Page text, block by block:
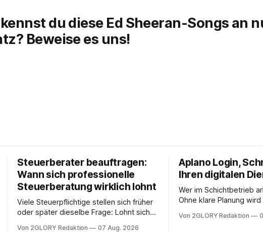
du diese Ed Sheeran-Songs an
Beweise es uns!
Steuerberater beauftragen:
Wann sich professionelle
Steuerberatung wirklich lohnt
Viele Steuerpflichtige stellen sich früher
oder später dieselbe Frage: Lohnt sich
Von 2GLORY Redaktion 07 Aug. 2026
Aplano Login,
Ihren digitalen
Wer im Schichtbetrieb
Ohne klare Planung
zentraler Zugangspunkt,
Von 2GLORY Redaktion